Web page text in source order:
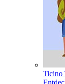
Ticino